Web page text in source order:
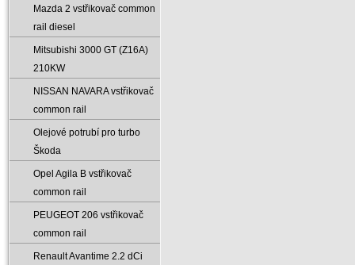
Mazda 2 vstřikovač common
rail diesel
Mitsubishi 3000 GT (Z16A)
210KW
NISSAN NAVARA vstřikovač
common rail
Olejové potrubí pro turbo
Škoda
Opel Agila B vstřikovač
common rail
PEUGEOT 206 vstřikovač
common rail
Renault Avantime 2.2 dCi